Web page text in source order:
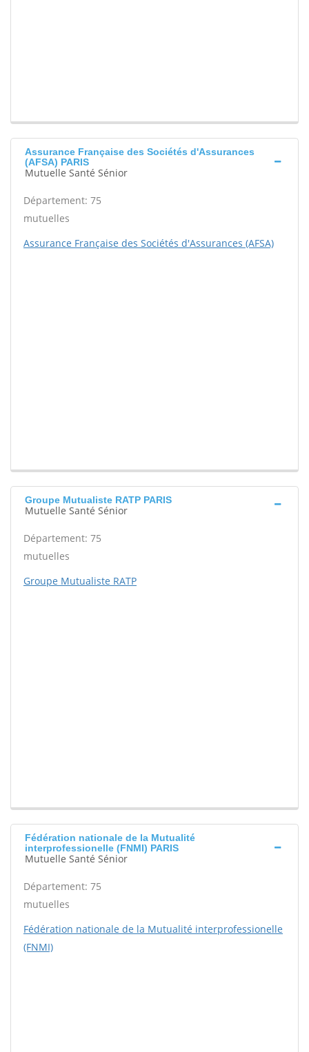
Assurance Française des Sociétés d'Assurances
(AFSA) PARIS
Mutuelle Santé Sénior
Département: 75
mutuelles
Assurance Française des Sociétés d'Assurances (AFSA)
Groupe Mutualiste RATP PARIS
Mutuelle Santé Sénior
Département: 75
mutuelles
Groupe Mutualiste RATP
Fédération nationale de la Mutualité
interprofessionelle (FNMI) PARIS
Mutuelle Santé Sénior
Département: 75
mutuelles
Fédération nationale de la Mutualité interprofessionelle
(FNMI)